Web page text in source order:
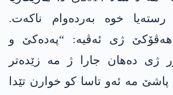
خوە بەردەوام ناکەت.
ھەڤۆکێ ژی ئەڤیە: “پەدەکێ و
ژی دەھان جارا ژ مە زێدەتر
مە ئەو تاسا کو خوارن تێدا